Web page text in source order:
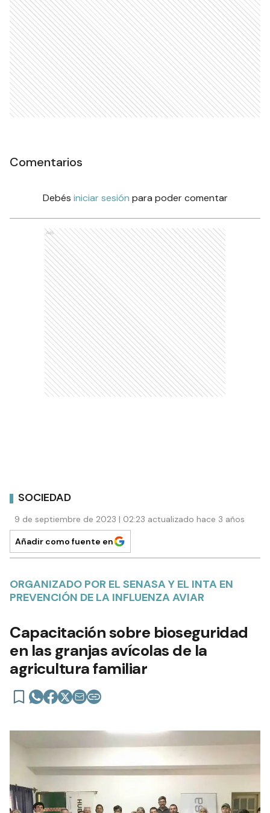
Comentarios
Debés iniciar sesión para poder comentar
Ads
SOCIEDAD
9 de septiembre de 2023 | 02:23 actualizado hace 3 años
Añadir como fuente en
ORGANIZADO POR EL SENASA Y EL INTA EN
PREVENCIÓN DE LA INFLUENZA AVIAR
Capacitación sobre bioseguridad
en las granjas avícolas de la
agricultura familiar